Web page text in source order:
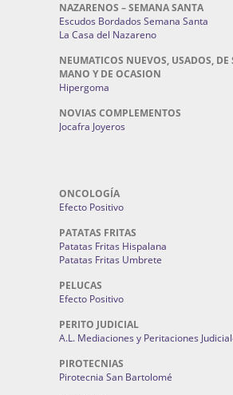
NAZARENOS – SEMANA SANTA
Escudos Bordados Semana Santa
La Casa del Nazareno
NEUMATICOS NUEVOS, USADOS, DE
MANO Y DE OCASION
Hipergoma
NOVIAS COMPLEMENTOS
Jocafra Joyeros
ONCOLOGÍA
Efecto Positivo
PATATAS FRITAS
Patatas Fritas Hispalana
Patatas Fritas Umbrete
PELUCAS
Efecto Positivo
PERITO JUDICIAL
A.L. Mediaciones y Peritaciones
PIROTECNIAS
Pirotecnia San Bartolomé